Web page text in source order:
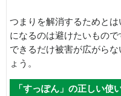
つまりを解消するためと
になるのは避けたいもので
できるだけ被害が広がら
ょう。
「すっぽん」の正しい使